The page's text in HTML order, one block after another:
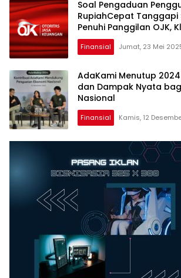
Soal Pengaduan
RupiahCepat Tanggapi
Penuhi Panggilan OJK,
Finansial Jumat, 23 Mei
AdaKami Menutup
dan Dampak Nyata
Nasional
Finansial Kamis, 12